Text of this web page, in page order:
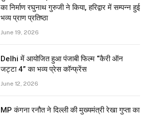
का निर्माण रघुनाथ गुरुजी ने किया, हरिद्वार में सम्पन्न हुई
भव्य प्राण प्रतिष्ठा
June 19, 2026
Delhi में आयोजित हुआ पंजाबी फिल्म “कैरी ऑन
जट्टा 4” का भव्य प्रेस कॉन्फ्रेंस
June 12, 2026
MP कंगना रनौत ने दिल्ली की मुख्यमंत्री रेखा गुप्ता का